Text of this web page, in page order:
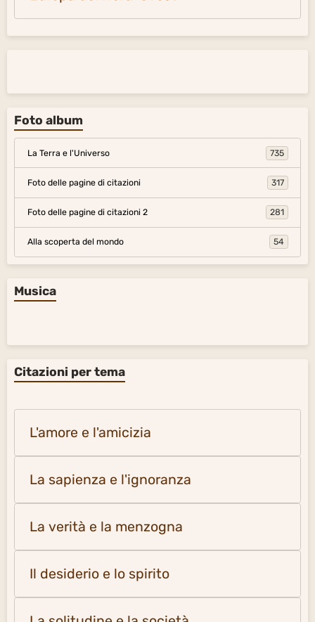
Foto album
La Terra e l'Universo 735
Foto delle pagine di citazioni 317
Foto delle pagine di citazioni 2 281
Alla scoperta del mondo 54
Musica
Citazioni per tema
L'amore e l'amicizia
La sapienza e l'ignoranza
La verità e la menzogna
Il desiderio e lo spirito